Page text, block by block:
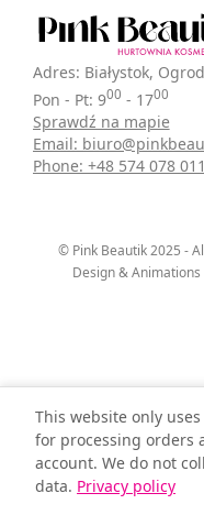
Adres: Białystok,
Pon - Pt: 900 - 1700
Sprawdź na mapie
Email:
Phone: +48 574 078 011
© Pink Beautik 2025 -
Design &
This website only
for processing orders
account. We do not
data. Privacy policy